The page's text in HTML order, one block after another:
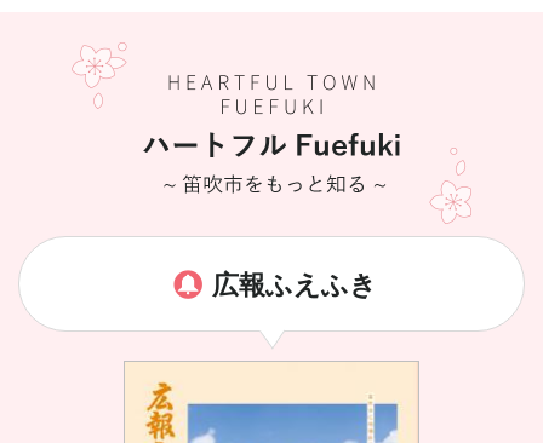
広報ふえふき